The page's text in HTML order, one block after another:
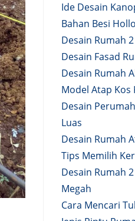
Ide Desain
Bahan Besi
Desain Rumah
Desain Fasad
Desain Rumah
Model Atap Kos
Desain
Luas
Desain Rumah
Tips Memilih
Desain Rumah
Megah
Cara Mencari